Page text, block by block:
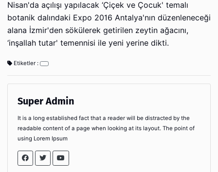
Nisan'da açılışı yapılacak ‘Çiçek ve Çocuk' temalı
botanik dalındaki Expo 2016 Antalya'nın düzenleneceği
alana İzmir'den sökülerek getirilen zeytin ağacını,
‘inşallah tutar' temennisi ile yeni yerine dikti.
Etiketler :
Super Admin
It is a long established fact that a reader will be distracted by the
readable content of a page when looking at its layout. The point of
using Lorem Ipsum